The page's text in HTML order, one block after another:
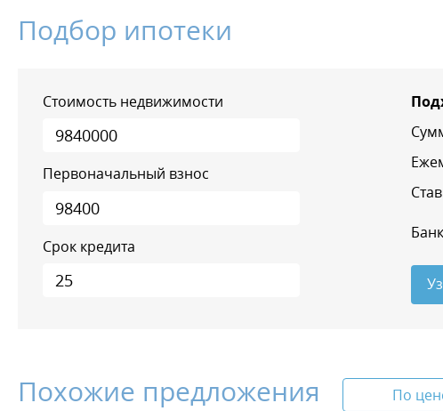
Подбор ипотеки
Стоимость недвижимости
Первоначальный взнос
Срок кредита
Похожие предложения По